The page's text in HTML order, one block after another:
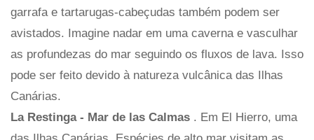
garrafa e tartarugas-cabeçudas também podem ser
avistados. Imagine nadar em uma caverna e vasculhar
as profundezas do mar seguindo os fluxos de lava. Isso
pode ser feito devido à natureza vulcânica das Ilhas
Canárias.
La Restinga - Mar de las Calmas . Em El Hierro, uma